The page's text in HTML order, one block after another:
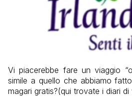
Vi piacerebbe fare un viaggio
simile a quello che abbiamo
magari gratis?(qui trovate i diari di